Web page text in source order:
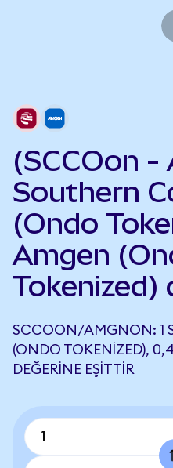
(SCCOon -
Southern
(Ondo
Amgen
SCCOON/AMGNON: 1
(ONDO TOKENIZED),
DEĞERINE EŞITTIR